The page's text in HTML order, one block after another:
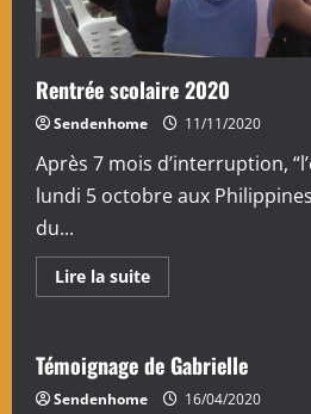
Rentrée scolaire 2020
Sendenhome 11/11/2020
Après 7 mois d’interruption,
lundi 5 octobre aux
du...
Lire la suiteEn
savoir
scolaire
2020
Témoignage de Gabrielle
Sendenhome 16/04/2020